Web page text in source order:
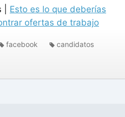
| Esto es lo que deberías
ofertas de trabajo
facebook candidatos